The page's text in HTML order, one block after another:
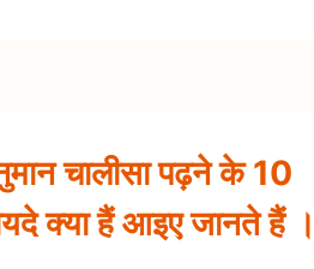
चालीसा पढ़ने के 10
क्या हैं आइए जानते हैं ।